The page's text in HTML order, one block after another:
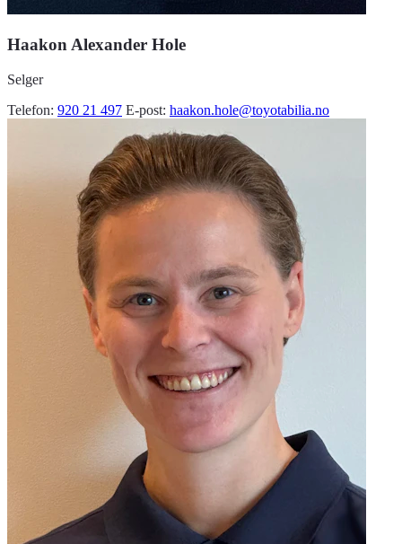
Haakon Alexander Hole
Selger
Telefon: 920 21 497 E-post: haakon.hole@toyotabilia.no